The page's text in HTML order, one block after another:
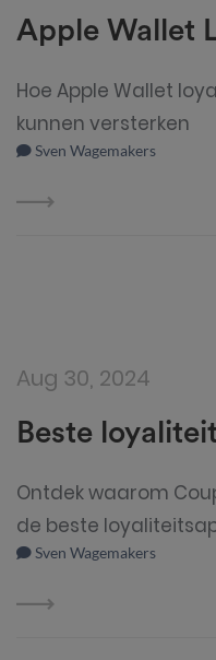
Apple Wallet
Hoe Apple Wallet
kunnen versterken
Sven Wagemakers
Aug 30, 2024
Beste
Ontdek waarom
de beste
Sven Wagemakers